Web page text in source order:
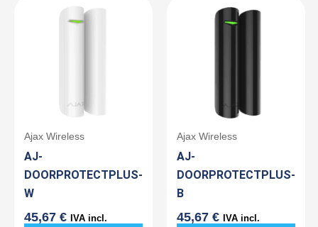
Ajax Wireless
AJ-
DOORPROTECTPLUS-
W
45,67 € IVA incl.
Ajax Wireless
AJ-
DOORPROTECTPLUS-
B
45,67 € IVA incl.